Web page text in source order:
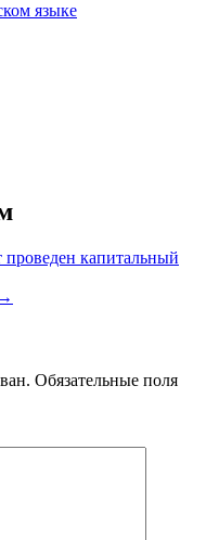
языке
капитальный
Обязательные поля